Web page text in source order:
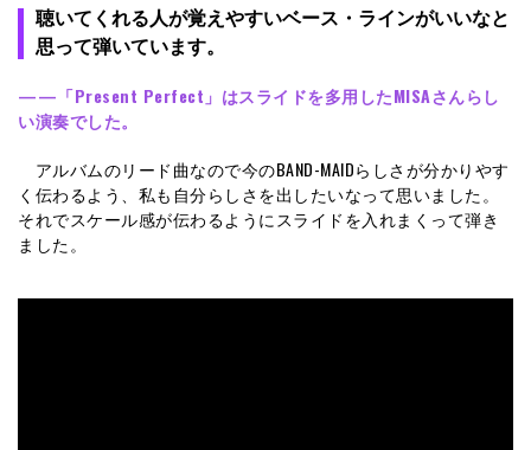
聴いてくれる人が覚えやすいベース・ラインがいいなと
思って弾いています。
——「Present Perfect」はスライドを多用したMISAさんらし
い演奏でした。
アルバムのリード曲なので今のBAND-MAIDらしさが分かりやす
く伝わるよう、私も自分らしさを出したいなって思いました。
それでスケール感が伝わるようにスライドを入れまくって弾き
ました。